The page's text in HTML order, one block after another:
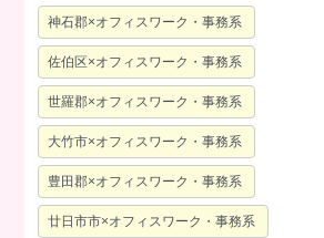
神石郡×オフィスワーク・事務系
佐伯区×オフィスワーク・事務系
世羅郡×オフィスワーク・事務系
大竹市×オフィスワーク・事務系
豊田郡×オフィスワーク・事務系
廿日市市×オフィスワーク・事務系